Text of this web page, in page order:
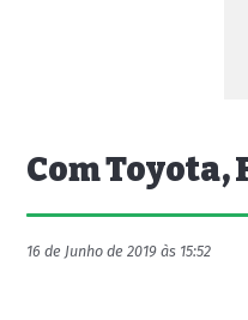
Com Toyota,
16 de Junho de 2019 às 15:52